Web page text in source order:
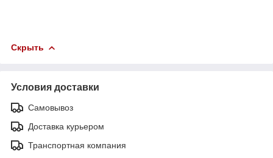
Скрыть
Условия доставки
Самовывоз
Доставка курьером
Транспортная компания